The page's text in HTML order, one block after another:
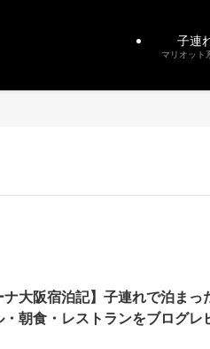
子連
マリオット
ナ大阪宿泊記】子連れで泊ま
・朝食・レストランをブログレ